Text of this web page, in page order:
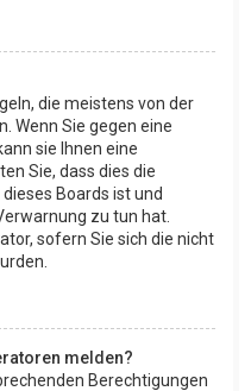
die meistens von der
Wenn Sie gegen eine
sie Ihnen eine
Sie, dass dies die
Boards ist und
zu tun hat.
sofern Sie sich die nicht
melden?
Berechtigungen